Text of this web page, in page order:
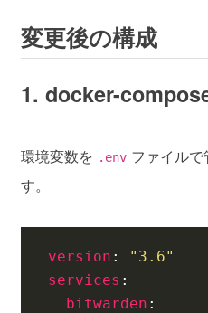
変更後の構成
1. docker-
環境変数を .env ファイルで
す。
version :
"3.6"
services :
bitwarden :